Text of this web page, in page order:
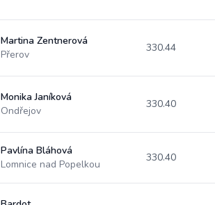
Martina Zentnerová
Přerov
330.44
Monika Janíková
Ondřejov
330.40
Pavlína Bláhová
Lomnice nad Popelkou
330.40